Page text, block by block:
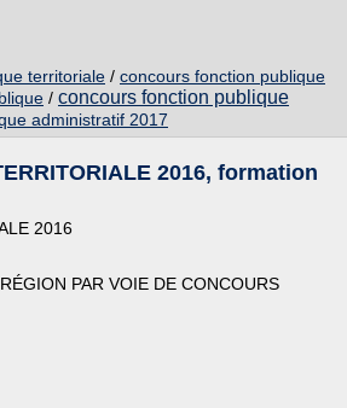
territoriale / concours fonction publique
/ concours fonction publique
administratif 2017
2016, formation
2016
PAR VOIE DE CONCOURS